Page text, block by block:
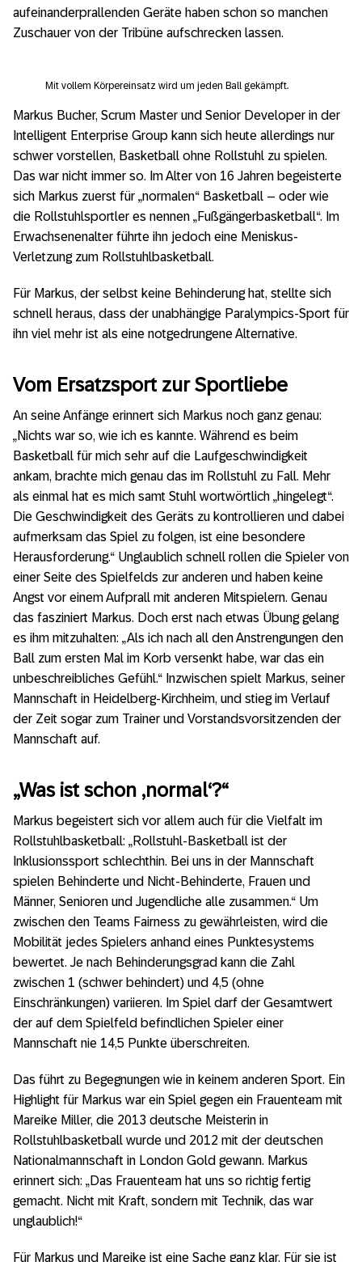
aufeinanderprallenden Geräte haben schon so manchen
Zuschauer von der Tribüne aufschrecken lassen.
Mit vollem Körpereinsatz wird um jeden Ball gekämpft.
Markus Bucher, Scrum Master und Senior Developer in der
Intelligent Enterprise Group kann sich heute allerdings nur
schwer vorstellen, Basketball ohne Rollstuhl zu spielen.
Das war nicht immer so. Im Alter von 16 Jahren begeisterte
sich Markus zuerst für „normalen“ Basketball – oder wie
die Rollstuhlsportler es nennen „Fußgängerbasketball“. Im
Erwachsenenalter führte ihn jedoch eine Meniskus-
Verletzung zum Rollstuhlbasketball.
Für Markus, der selbst keine Behinderung hat, stellte sich
schnell heraus, dass der unabhängige Paralympics-Sport für
ihn viel mehr ist als eine notgedrungene Alternative.
Vom Ersatzsport zur Sportliebe
An seine Anfänge erinnert sich Markus noch ganz genau:
„Nichts war so, wie ich es kannte. Während es beim
Basketball für mich sehr auf die Laufgeschwindigkeit
ankam, brachte mich genau das im Rollstuhl zu Fall. Mehr
als einmal hat es mich samt Stuhl wortwörtlich „hingelegt“.
Die Geschwindigkeit des Geräts zu kontrollieren und dabei
aufmerksam das Spiel zu folgen, ist eine besondere
Herausforderung.“ Unglaublich schnell rollen die Spieler von
einer Seite des Spielfelds zur anderen und haben keine
Angst vor einem Aufprall mit anderen Mitspielern. Genau
das fasziniert Markus. Doch erst nach etwas Übung gelang
es ihm mitzuhalten: „Als ich nach all den Anstrengungen den
Ball zum ersten Mal im Korb versenkt habe, war das ein
unbeschreibliches Gefühl.“ Inzwischen spielt Markus, seiner
Mannschaft in Heidelberg-Kirchheim, und stieg im Verlauf
der Zeit sogar zum Trainer und Vorstandsvorsitzenden der
Mannschaft auf.
„Was ist schon ‚normal‘?“
Markus begeistert sich vor allem auch für die Vielfalt im
Rollstuhlbasketball: „Rollstuhl-Basketball ist der
Inklusionssport schlechthin. Bei uns in der Mannschaft
spielen Behinderte und Nicht-Behinderte, Frauen und
Männer, Senioren und Jugendliche alle zusammen.“ Um
zwischen den Teams Fairness zu gewährleisten, wird die
Mobilität jedes Spielers anhand eines Punktesystems
bewertet. Je nach Behinderungsgrad kann die Zahl
zwischen 1 (schwer behindert) und 4,5 (ohne
Einschränkungen) variieren. Im Spiel darf der Gesamtwert
der auf dem Spielfeld befindlichen Spieler einer
Mannschaft nie 14,5 Punkte überschreiten.
Das führt zu Begegnungen wie in keinem anderen Sport. Ein
Highlight für Markus war ein Spiel gegen ein Frauenteam mit
Mareike Miller, die 2013 deutsche Meisterin in
Rollstuhlbasketball wurde und 2012 mit der deutschen
Nationalmannschaft in London Gold gewann. Markus
erinnert sich: „Das Frauenteam hat uns so richtig fertig
gemacht. Nicht mit Kraft, sondern mit Technik, das war
unglaublich!“
Für Markus und Mareike ist eine Sache ganz klar. Für sie ist